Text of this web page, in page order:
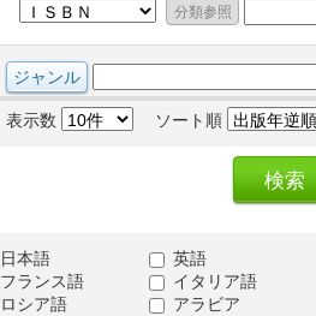
表示数 ソート順
日本語
英語
フランス語
イタリア語
ロシア語
アラビア